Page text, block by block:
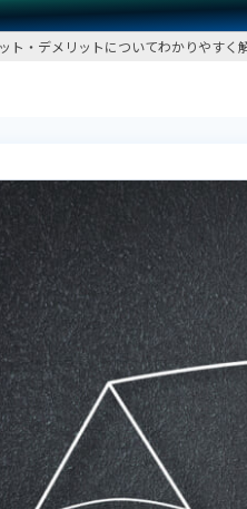
ト・デメリットについてわかりやすく